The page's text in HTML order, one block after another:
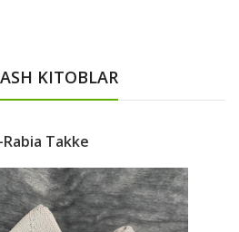
KITOBLAR
Takke